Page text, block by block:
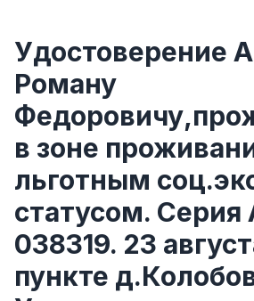
Удостоверение
Роману
в зоне
льготным
статусом.
038319. 23
пункте